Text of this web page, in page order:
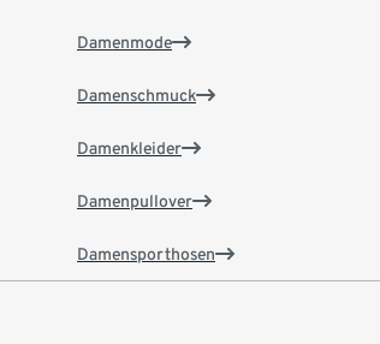
Damenmode
Damenschmuck
Damenkleider
Damenpullover
Damensporthosen